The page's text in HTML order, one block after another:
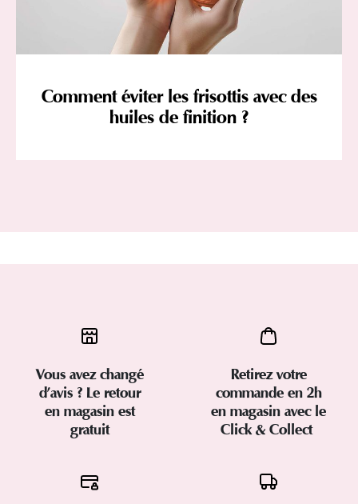
Comment éviter les frisottis avec des
huiles de finition ?
Vous avez changé
d’avis ? Le retour
en magasin est
gratuit
Retirez votre
commande en 2h
en magasin avec le
Click & Collect